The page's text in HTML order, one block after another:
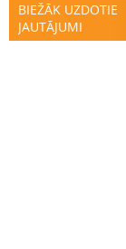
BIEŽĀK UZDOTIE
JAUTĀJUMI